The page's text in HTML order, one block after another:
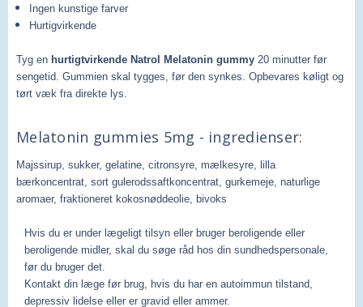
Ingen kunstige farver
Hurtigvirkende
Tyg en hurtigtvirkende Natrol Melatonin gummy 20 minutter før
sengetid. Gummien skal tygges, før den synkes. Opbevares køligt og
tørt væk fra direkte lys.
Melatonin gummies 5mg - ingredienser:
Majssirup, sukker, gelatine, citronsyre, mælkesyre, lilla
bærkoncentrat, sort gulerodssaftkoncentrat, gurkemeje, naturlige
aromaer, fraktioneret kokosnøddeolie, bivoks
Hvis du er under lægeligt tilsyn eller bruger beroligende eller
beroligende midler, skal du søge råd hos din sundhedspersonale,
før du bruger det.
Kontakt din læge før brug, hvis du har en autoimmun tilstand,
depressiv lidelse eller er gravid eller ammer.